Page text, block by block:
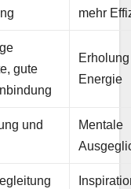
mehr
gute
Energie
und
Mentale